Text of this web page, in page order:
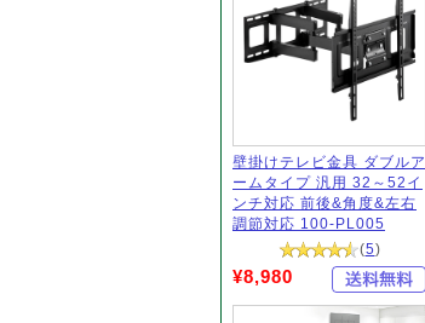
壁掛けテレビ金具 ダブルア
ームタイプ 汎用 32～52イ
ンチ対応 前後&角度&左右
調節対応 100-PL005
(5)
¥8,980